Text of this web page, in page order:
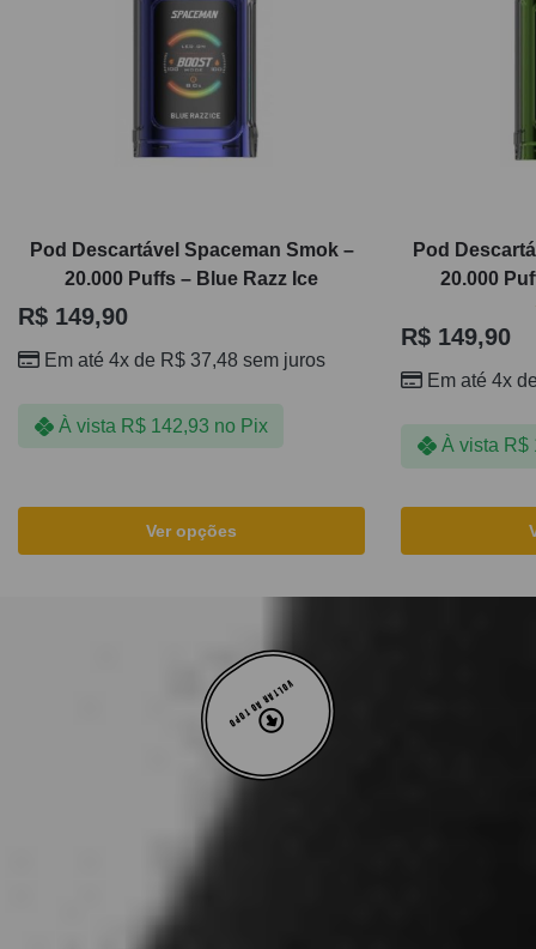
Pod Descartável Spaceman Smok –
20.000 Puffs – Blue Razz Ice
R$ 149,90
Em até 4x de R$ 37,48 sem juros
À vista R$142,93 no Pix
Ver opções
Pod
20.000
R$ 149,90
Em até 4x
À vista R$
VOLTAR AO TOPO